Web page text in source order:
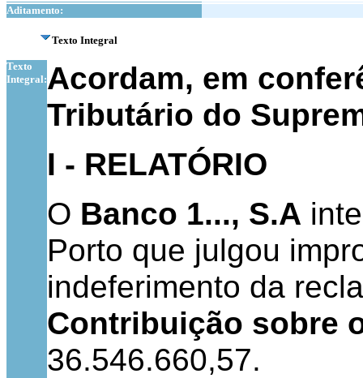
Aditamento:
Texto Integral
Texto
Integral:Acordam, em
Tributário do
I - RELATÓRIO
O Banco 1..., S.A
Porto que julgou
indeferimento da
Contribuição sobre
36.546.660,57.